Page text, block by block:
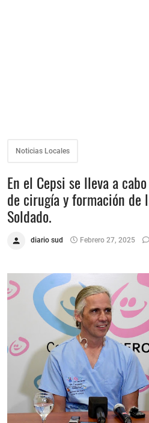
Noticias Locales
En el Cepsi se lleva a
de cirugía y formación de
Soldado.
diario sud Febrero 27, 2025